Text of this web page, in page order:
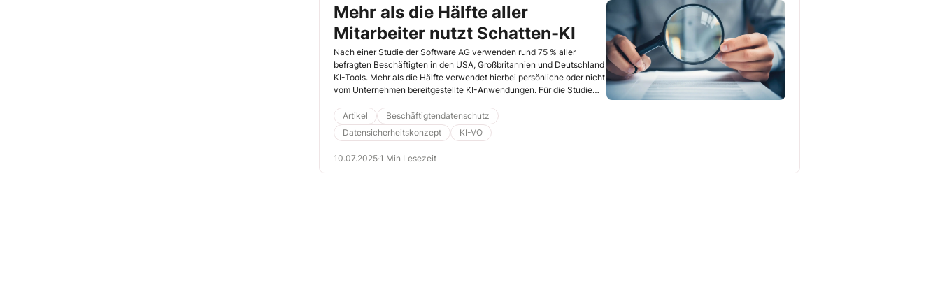
Mehr als die Hälfte aller
Mitarbeiter nutzt Schatten-KI
Nach einer Studie der Software AG verwenden rund 75 % aller
befragten Beschäftigten in den USA, Großbritannien und Deutschland
KI-Tools. Mehr als die Hälfte verwendet hierbei persönliche oder nicht
vom Unternehmen bereitgestellte KI-Anwendungen. Für die Studie
USA, Großbritannien und Deutschland befragt, welche hauptsächlich
mit Bürooder Computerarbeiten beschäftigt sind:
Artikel
Beschäftigtendatenschutz
Datensicherheitskonzept
KI-VO
10.07.2025·1 Min Lesezeit